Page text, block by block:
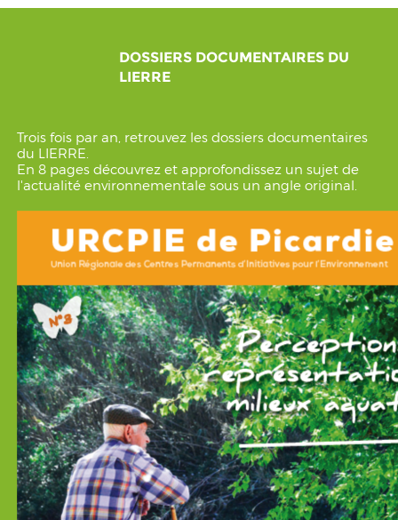
DOSSIERS DOCUMENTAIRES DU
LIERRE
Trois fois par an, retrouvez les dossiers documentaires
du LIERRE.
En 8 pages découvrez et approfondissez un sujet de
l'actualité environnementale sous un angle original.